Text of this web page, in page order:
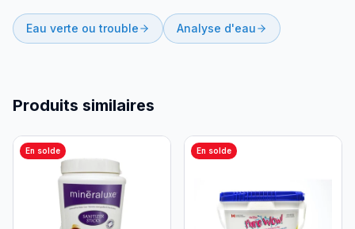
Eau verte ou trouble Analyse d'eau
Produits similaires
En solde En solde